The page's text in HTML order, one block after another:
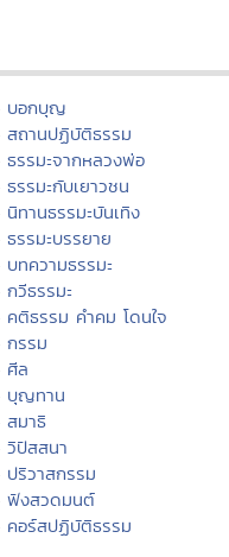
บอกบุญ
สถานปฏิบัติธรรม
ธรรมะจากหลวงพ่อ
ธรรมะกับเยาวชน
นิทานธรรมะบันเทิง
ธรรมะบรรยาย
บทความธรรมะ
กวีธรรมะ
คติธรรม คำคม โดนใจ
กรรม
ศีล
บุญทาน
สมาธิ
วิปัสสนา
ปริวาสกรรม
ฟังสวดมนต์
คอร์สปฏิบัติธรรม